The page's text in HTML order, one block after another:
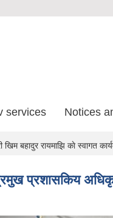
services Notices
बहादुर रायमाझि काे स्वागत
प्रशासकिय